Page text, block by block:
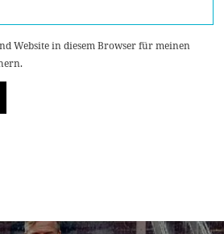
Website in diesem Browser für meinen